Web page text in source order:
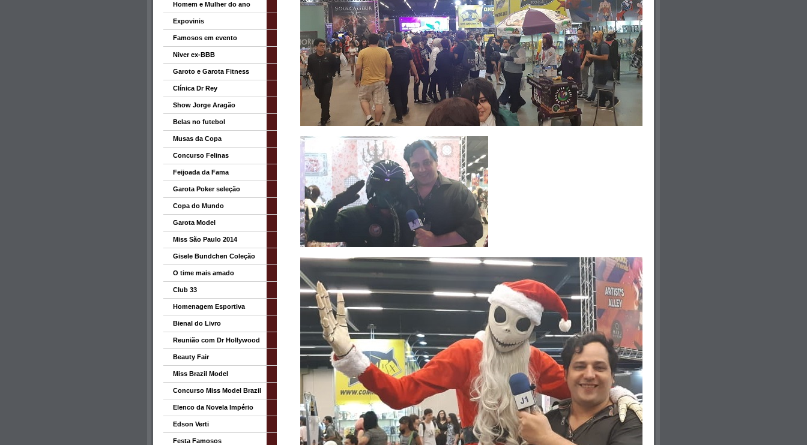
Homem e Mulher do ano
Expovinis
Famosos em evento
Niver ex-BBB
Garoto e Garota Fitness
Clínica Dr Rey
Show Jorge Aragão
Belas no futebol
Musas da Copa
Concurso Felinas
Feijoada da Fama
Garota Poker seleção
Copa do Mundo
Garota Model
Miss São Paulo 2014
Gisele Bundchen Coleção
O time mais amado
Club 33
Homenagem Esportiva
Bienal do Livro
Reunião com Dr Hollywood
Beauty Fair
Miss Brazil Model
Concurso Miss Model Brazil
Elenco da Novela Império
Edson Verti
Festa Famosos